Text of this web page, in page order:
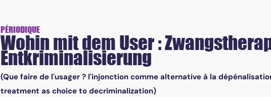
PÉRIODIQUE
Wohin mit dem User :
Entkriminalisierung
(Que faire de l'usager ? l'injonction comme alternative à la
treatment as choice to decriminalization)